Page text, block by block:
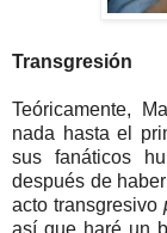
Transgresión
Teóricamente,
nada hasta el
sus fanáticos
después de
acto transgresivo
así que haré un